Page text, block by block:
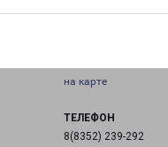
на карте
ТЕЛЕФОН
8(8352) 239-292